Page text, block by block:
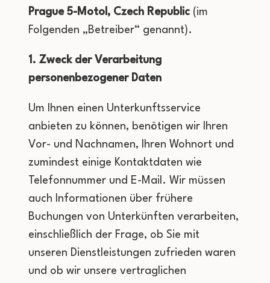
Prague 5-Motol, Czech Republic (im
Folgenden „Betreiber“ genannt).
1. Zweck der Verarbeitung
personenbezogener Daten
Um Ihnen einen Unterkunftsservice
anbieten zu können, benötigen wir Ihren
Vor- und Nachnamen, Ihren Wohnort und
zumindest einige Kontaktdaten wie
Telefonnummer und E-Mail. Wir müssen
auch Informationen über frühere
Buchungen von Unterkünften verarbeiten,
einschließlich der Frage, ob Sie mit
unseren Dienstleistungen zufrieden waren
und ob wir unsere vertraglichen